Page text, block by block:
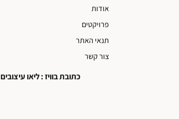
אודות
פרויקטים
תנאי האתר
צור קשר
כתובת בוויז : ליאו עיצובים 47 ראשון לציון